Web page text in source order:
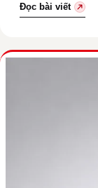
Đọc bài viết